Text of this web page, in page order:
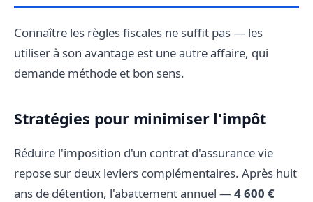
Connaître les règles fiscales ne suffit pas — les
utiliser à son avantage est une autre affaire, qui
demande méthode et bon sens.
Stratégies pour minimiser l'impôt
Réduire l'imposition d'un contrat d'assurance vie
repose sur deux leviers complémentaires. Après huit
ans de détention, l'abattement annuel — 4 600 €